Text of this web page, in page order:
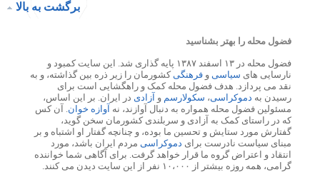
برگشت به بالا
فضول محله را بهتر بشناسید
فضول محله در ۱۳ اسفند ۱۳۸۷ پایه گذاری شد. این سایت کمبود و
نارسایی های سیاسی و فرهنگیکشورمان را زیر ذره بین گذاشته، و به
نقد می پردازد. هدف فضول محله کمک و راهگشایی است برای
رسیدن به دموکراسی، سکولارسم و آزادی در ایران. بر این اساس،
مسئولین فضول محله همواره به دنبال آوازند، نه آوازه خوان. آن کس
که در راستای کمک به آزادی و سربلندی کشورمان سخن گوید،
گفتارش مورد ستایش و تحسین ما بوده، و چنانچه گفتار او اشتباه و بر
مبنای سیاست نادرست برای دموکراسی مردم ایران باشد، مورد
انتقاد و اعتراض گروه ما قرار خواهد گرفت. برای آگاهی شما خواننده
گرامی، همه روزه بیشتر از ۱۰،۰۰۰ نفر از این سایت دیدن می کنند.